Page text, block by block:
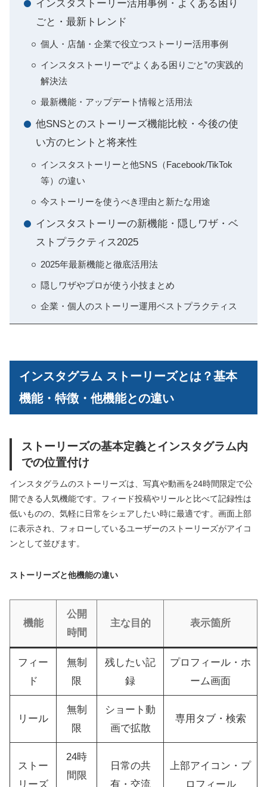
インスタストーリー活用事例・よくある困り
ごと・最新トレンド
個人・店舗・企業で役立つストーリー活用事例
インスタストーリーで“よくある困りごと”の実践的
解決法
最新機能・アップデート情報と活用法
他SNSとのストーリーズ機能比較・今後の使
い方のヒントと将来性
インスタストーリーと他SNS（Facebook/TikTok
等）の違い
今ストーリーを使うべき理由と新たな用途
インスタストーリーの新機能・隠しワザ・ベ
ストプラクティス2025
2025年最新機能と徹底活用法
隠しワザやプロが使う小技まとめ
企業・個人のストーリー運用ベストプラクティス
インスタグラム ストーリーズとは？基本
機能・特徴・他機能との違い
ストーリーズの基本定義とインスタグラム内
での位置付け
インスタグラムのストーリーズは、写真や動画を24時間限定で公
開できる人気機能です。フィード投稿やリールと比べて記録性は
低いものの、気軽に日常をシェアしたい時に最適です。画面上部
に表示され、フォローしているユーザーのストーリーズがアイコ
ンとして並びます。
ストーリーズと他機能の違い
機能
公開
時間
主な目的 表示箇所
フィー
ド
無制
限
残したい記
録
プロフィール・ホ
ーム画面
リール
無制
限
ショート動
画で拡散
専用タブ・検索
ストー
リーズ
24時
間限
日常の共
有・交流
上部アイコン・プ
ロフィール